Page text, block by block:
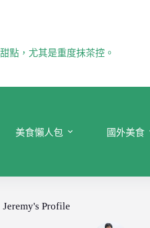
點，尤其是重度抹茶控。
美食懶人包 國外美食
Jeremy's Profile